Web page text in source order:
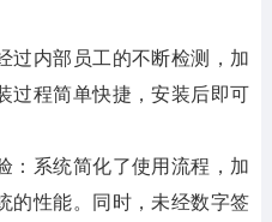
过内部员工的不断检测，加
过程简单快捷，安装后即可
：系统简化了使用流程，加
的性能。同时，未经数字签